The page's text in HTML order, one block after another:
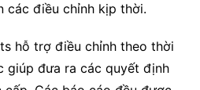
các điều chỉnh kịp thời.
hỗ trợ điều chỉnh theo thời
giúp đưa ra các quyết định